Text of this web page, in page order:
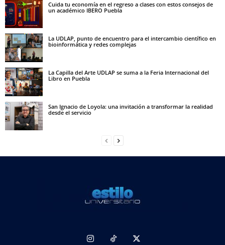
Cuida tu economía en el regreso a clases con estos consejos de
un académico IBERO Puebla
La UDLAP, punto de encuentro para el intercambio científico en
bioinformática y redes complejas
La Capilla del Arte UDLAP se suma a la Feria Internacional del
Libro en Puebla
San Ignacio de Loyola: una invitación a transformar la realidad
desde el servicio